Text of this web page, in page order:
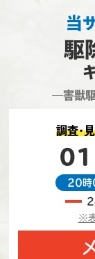
当
駆
―害獣
調査・
20時
※